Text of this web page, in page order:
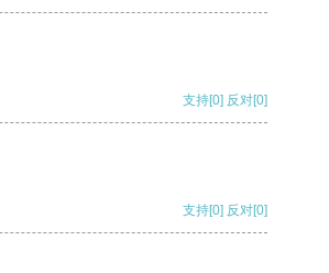
支持[0] 反对[0]
支持[0] 反对[0]